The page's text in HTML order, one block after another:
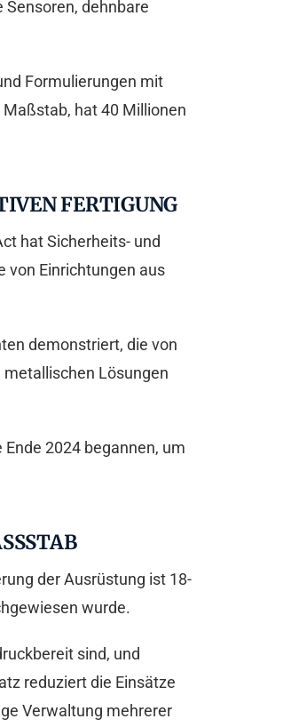
dehnbare
Formulierungen mit
hat 40 Millionen
FERTIGUNG
hat Sicherheits- und
von Einrichtungen aus
demonstriert, die von
metallischen Lösungen
2024 begannen, um
der Ausrüstung ist 18-
wurde.
sind, und
reduziert die Einsätze
Verwaltung mehrerer